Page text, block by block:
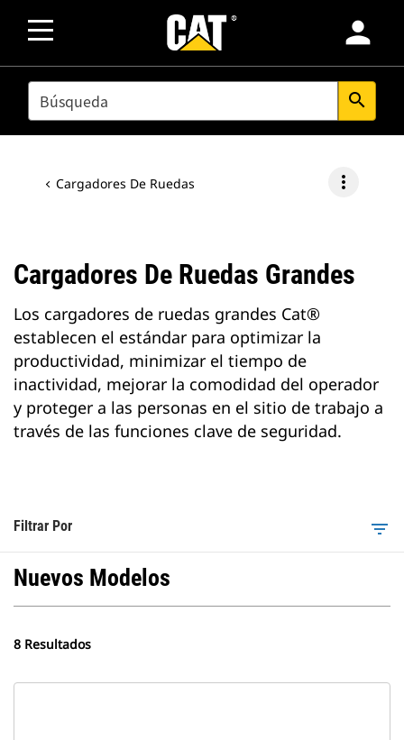
person
SEARCH search
Cargadores De Ruedas more_vert
Cargadores De Ruedas Grandes
Los cargadores de ruedas grandes Cat®
establecen el estándar para optimizar la
productividad, minimizar el tiempo de
inactividad, mejorar la comodidad del operador
y proteger a las personas en el sitio de trabajo a
través de las funciones clave de seguridad.
Filtrar Por filter_list
Nuevos Modelos
8 Resultados